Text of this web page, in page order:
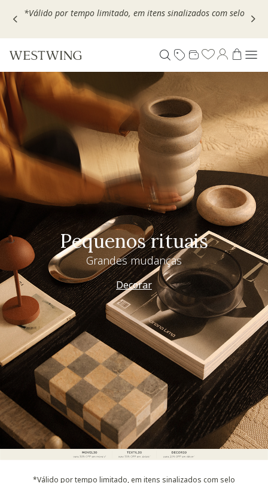
Escolha seu VOUCHER e ganhe até 30% OFF*: useMOVEL30,
Pequenos rituais
Grandes mudanças
Decorar
*Válido por tempo limitado, em itens sinalizados com selo